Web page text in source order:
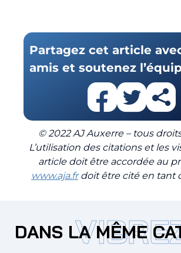
Partagez cet article
amis et soutenez
© 2022 AJ Auxerre – tous
L’utilisation des citations et les
article doit être accordée au
www.aja.frdoit être cité en tant
DANS LA MÊME